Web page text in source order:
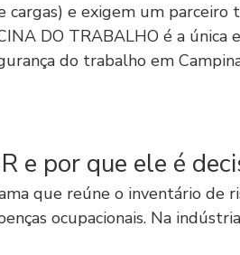
cargas) e exigem um parceiro
DO TRABALHO é a única
do trabalho em
e por que ele é
que reúne o inventário de
ocupacionais. Na